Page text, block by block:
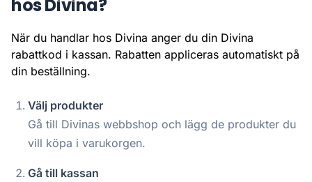
hos Divina?
När du handlar hos Divina anger du din Divina
rabattkod i kassan. Rabatten appliceras automatiskt på
din beställning.
Välj produkter
Gå till Divinas webbshop och lägg de produkter du
vill köpa i varukorgen.
Gå till kassan